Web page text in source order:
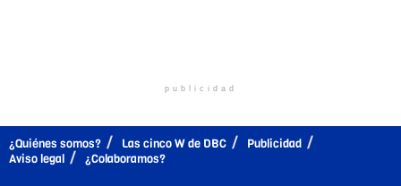
publicidad
¿Quiénes somos? Las cinco W de DBC
Publicidad
Aviso legal
¿Colaboramos?